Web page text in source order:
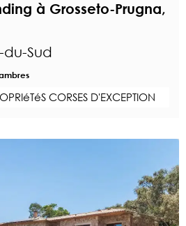
à Grosseto-Prugna,
Sud
CORSES D'EXCEPTION